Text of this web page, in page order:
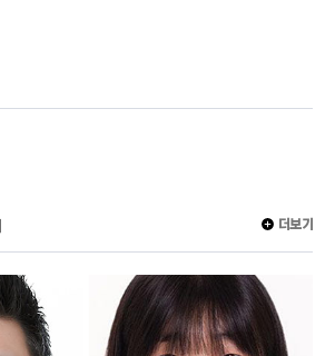
더보기